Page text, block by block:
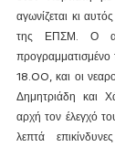
αγωνίζεται κι
της ΕΠΣΜ. Ο
18.00, και οι
Δημητριάδη και
αρχή τον έλεγχό
λεπτά